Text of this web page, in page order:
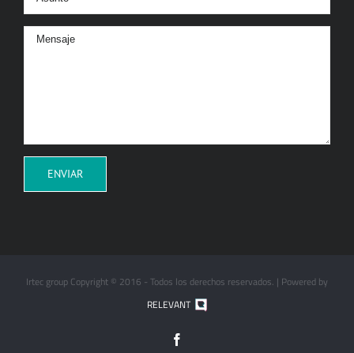
Irtec group Copyright © 2016 - Todos los derechos reservados. | Powered by
RELEVANT